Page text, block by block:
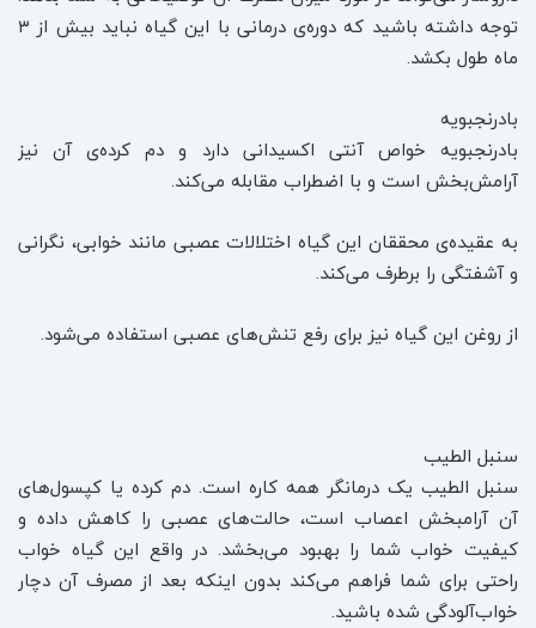
توجه داشته باشید که دوره‌ی درمانی با این گیاه نباید بیش از ۳
ماه طول بکشد.
بادرنجبویه
بادرنجبویه خواص آنتی اکسیدانی دارد و دم کرده‌ی آن نیز
آرامش‌بخش است و با اضطراب مقابله می‌کند.
به عقیده‌ی محققان این گیاه اختلالات عصبی مانند خوابی، نگرانی
و آشفتگی را برطرف می‌کند.
از روغن این گیاه نیز برای رفع تنش‌های عصبی استفاده می‌شود.
سنبل الطیب
سنبل الطیب یک درمانگر همه کاره است. دم کرده یا کپسول‌های
آن آرامبخش اعصاب است، حالت‌های عصبی را کاهش داده و
کیفیت خواب شما را بهبود می‌بخشد. در واقع این گیاه خواب
راحتی برای شما فراهم می‌کند بدون اینکه بعد از مصرف آن دچار
خواب‌آلودگی شده باشید.